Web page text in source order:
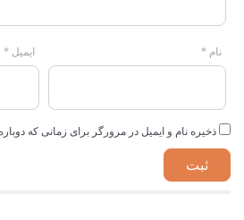
نام * ایمیل *
ذخیره نام و ایمیل در مرورگر برای زمانی که